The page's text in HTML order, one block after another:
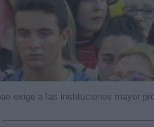
exige a las instituciones mayor